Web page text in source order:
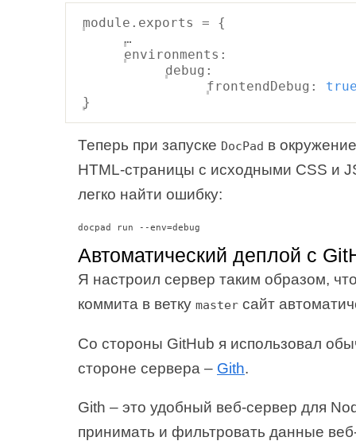
module.exports = {
…
environments:
debug:
frontendDebug:
}
Теперь при запуске DocPad в
HTML-страницы с исходными CSS и
легко найти ошибку:
docpad run --env=debug
Автоматический деплой с
Я настроил сервер таким образом,
коммита в ветку master сайт
Со стороны GitHub я использовал
стороне сервера – Gith.
Gith – это удобный веб-сервер для
принимать и фильтровать данные